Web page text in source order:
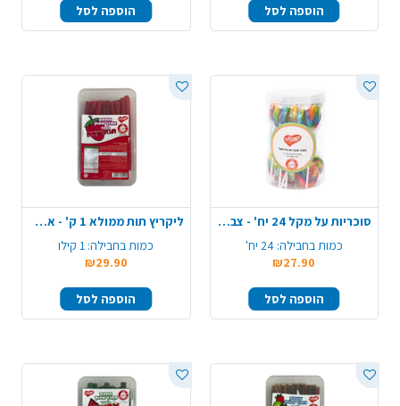
הוספה לסל הוספה לסל
סוכריות על מקל 24 יח' - צבעוני
כמות בחבילה: 24 יח'
₪27.90
הוספה לסל
ליקריץ תות ממולא 1 ק' - אדום
כמות בחבילה: 1 קילו
₪29.90
הוספה לסל